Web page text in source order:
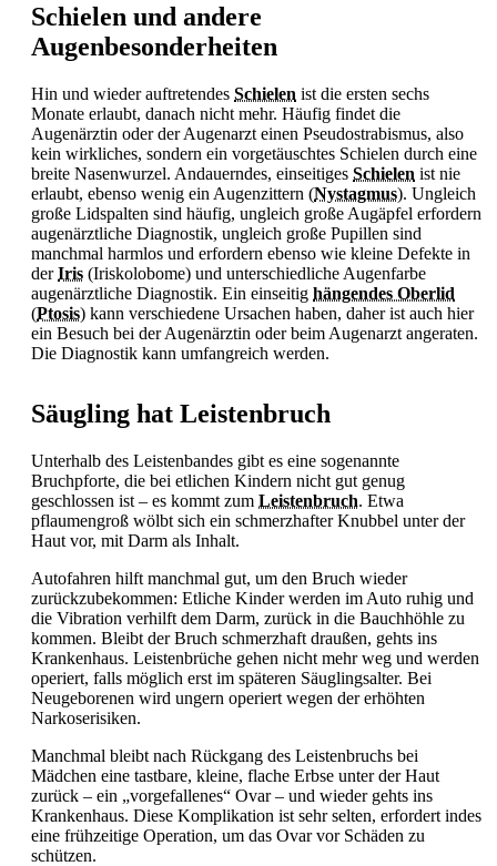
Schielen und andere
Augenbesonderheiten
Hin und wieder auftretendes Schielen ist die ersten sechs
Monate erlaubt, danach nicht mehr. Häufig findet die
Augenärztin oder der Augenarzt einen Pseudostrabismus, also
kein wirkliches, sondern ein vorgetäuschtes Schielen durch eine
breite Nasenwurzel. Andauerndes, einseitiges Schielen ist nie
erlaubt, ebenso wenig ein Augenzittern (Nystagmus). Ungleich
große Lidspalten sind häufig, ungleich große Augäpfel erfordern
augenärztliche Diagnostik, ungleich große Pupillen sind
manchmal harmlos und erfordern ebenso wie kleine Defekte in
derIris (Iriskolobome) und unterschiedliche Augenfarbe
augenärztliche Diagnostik. Ein einseitig hängendes Oberlid
(Ptosis) kann verschiedene Ursachen haben, daher ist auch hier
ein Besuch bei der Augenärztin oder beim Augenarzt angeraten.
Die Diagnostik kann umfangreich werden.
Säugling hat Leistenbruch
Unterhalb des Leistenbandes gibt es eine sogenannte
Bruchpforte, die bei etlichen Kindern nicht gut genug
geschlossen ist – es kommt zum Leistenbruch. Etwa
pflaumengroß wölbt sich ein schmerzhafter Knubbel unter der
Haut vor, mit Darm als Inhalt.
Autofahren hilft manchmal gut, um den Bruch wieder
zurückzubekommen: Etliche Kinder werden im Auto ruhig und
die Vibration verhilft dem Darm, zurück in die Bauchhöhle zu
kommen. Bleibt der Bruch schmerzhaft draußen, gehts ins
Krankenhaus. Leistenbrüche gehen nicht mehr weg und werden
operiert, falls möglich erst im späteren Säuglingsalter. Bei
Neugeborenen wird ungern operiert wegen der erhöhten
Narkoserisiken.
Manchmal bleibt nach Rückgang des Leistenbruchs bei
Mädchen eine tastbare, kleine, flache Erbse unter der Haut
zurück – ein „vorgefallenes“ Ovar – und wieder gehts ins
Krankenhaus. Diese Komplikation ist sehr selten, erfordert indes
eine frühzeitige Operation, um das Ovar vor Schäden zu
schützen.